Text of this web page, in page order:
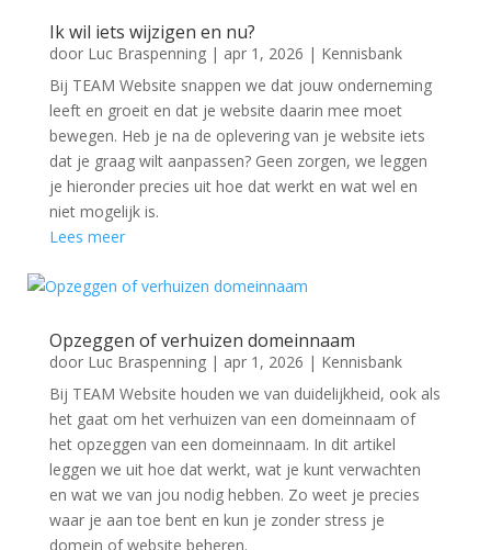
Ik wil iets wijzigen en nu?
door Luc Braspenning| apr 1, 2026 | Kennisbank
Bij TEAM Website snappen we dat jouw onderneming
leeft en groeit en dat je website daarin mee moet
bewegen. Heb je na de oplevering van je website iets
dat je graag wilt aanpassen? Geen zorgen, we leggen
je hieronder precies uit hoe dat werkt en wat wel en
niet mogelijk is.
Lees meer
Opzeggen of verhuizen domeinnaam
door Luc Braspenning| apr 1, 2026 | Kennisbank
Bij TEAM Website houden we van duidelijkheid, ook als
het gaat om het verhuizen van een domeinnaam of
het opzeggen van een domeinnaam. In dit artikel
leggen we uit hoe dat werkt, wat je kunt verwachten
en wat we van jou nodig hebben. Zo weet je precies
waar je aan toe bent en kun je zonder stress je
domein of website beheren.